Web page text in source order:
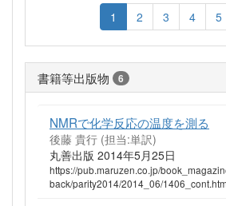
1 2 3 4 5
書籍等出版物 6
NMRで化学反応の温度を測る
後藤 貴行 (担当:単訳)
丸善出版 2014年5月25日
https://pub.maruzen.co.jp/
back/parity2014/2014_06/